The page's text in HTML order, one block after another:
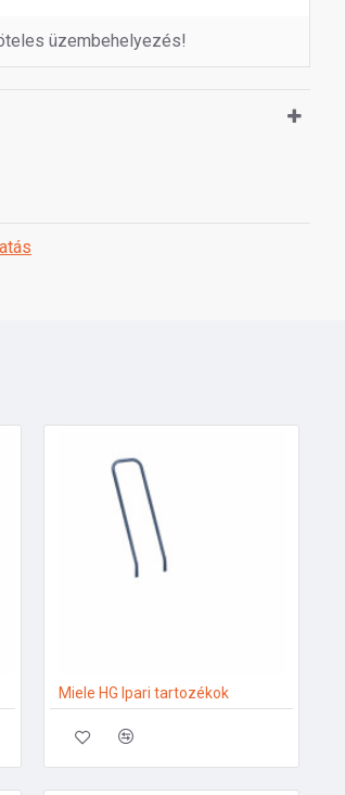
üzembehelyezés!
Miele HG Ipari tartozékok